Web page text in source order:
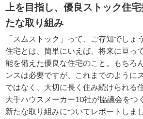
上を目指し、優良ストック住
たな取り組み
「スムストック」って、ご存知でしょ
住宅とは、簡単にいえば、将来に亘っ
能を備えた優良な住宅のこと。もちろ
ンスは必要ですが、これまでのように
ではなく、大切に長く住み続けられる
大手ハウスメーカー10社が協議会をつ
新たな取り組みについてレポートしま